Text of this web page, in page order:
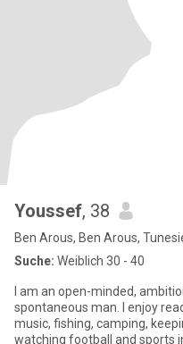
Youssef, 38
Ben Arous, Ben Arous,
Suche: Weiblich 30 - 40
I am an open-minded,
spontaneous man. I enjoy
music, fishing, camping,
watching football and sports